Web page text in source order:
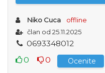
Niko Cuca
offline
član od 25.11.2025
0693348012
0
0
Ocenite